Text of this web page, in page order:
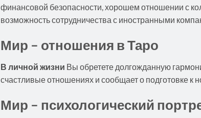
финансовой безопасности, хорошем отношении с
возможность сотрудничества с иностранными
Мир – отношения в Таро
В личной жизни Вы обретете долгожданную
счастливые отношениях и сообщает о подготовке к
Мир – психологический